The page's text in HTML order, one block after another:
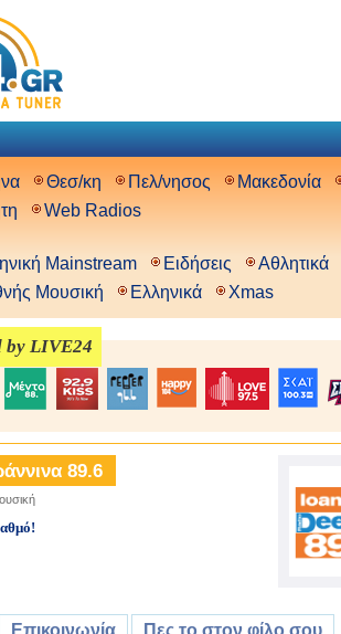
Θεσ/κη Πελ/νησος
Μακεδονία
Web Radios
Mainstream Ειδήσεις
Αθλητικά
Μουσική
Ελληνικά Xmas
by LIVE24
89.6
Επικοινωνία Πες το στον φίλο σου